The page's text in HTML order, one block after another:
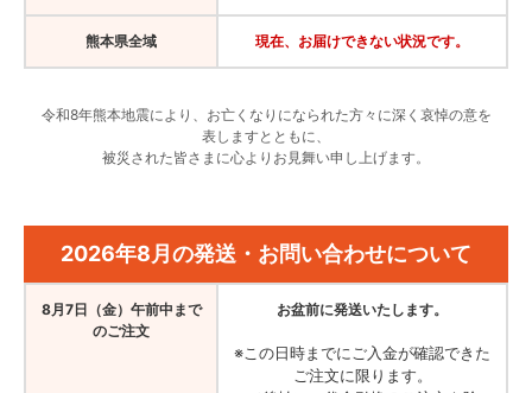
熊本県全域 現在、お届けできない状況です。
令和8年熊本地震により、お亡くなりになられた方々に深く哀悼の意を
表しますとともに、
被災された皆さまに心よりお見舞い申し上げます。
2026年8月の発送・お問い合わせについて
8月7日（金）午前中まで
のご注文
お盆前に発送いたします。
※この日時までにご入金が確認できた
ご注文に限ります。